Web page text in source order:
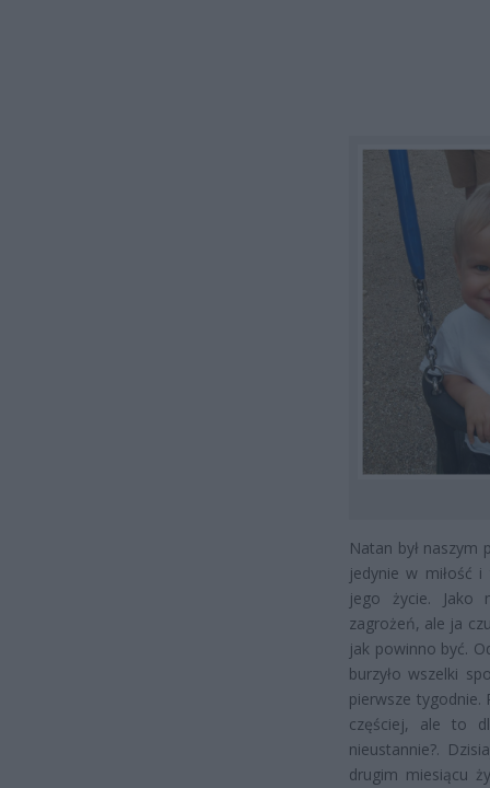
Natan był naszym
jedynie w miłość
jego życie. Jako
zagrożeń, ale ja
jak powinno być.
burzyło wszelki
pierwsze tygodnie.
częściej, ale to
nieustannie?.
drugim miesiącu